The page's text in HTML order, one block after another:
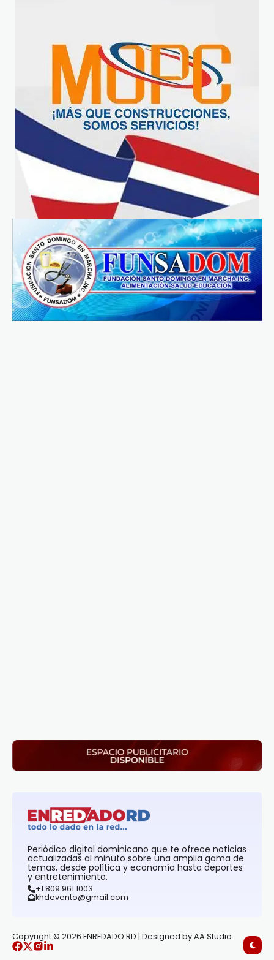
Periódico digital dominicano que te ofrece noticias
actualizadas al minuto sobre una amplia gama de
temas, desde política y economía hasta deportes
y entretenimiento.
+1 809 961 1003
khdevento@gmail.com
Copyright © 2026 ENREDADO RD | Designed by AA Studio.